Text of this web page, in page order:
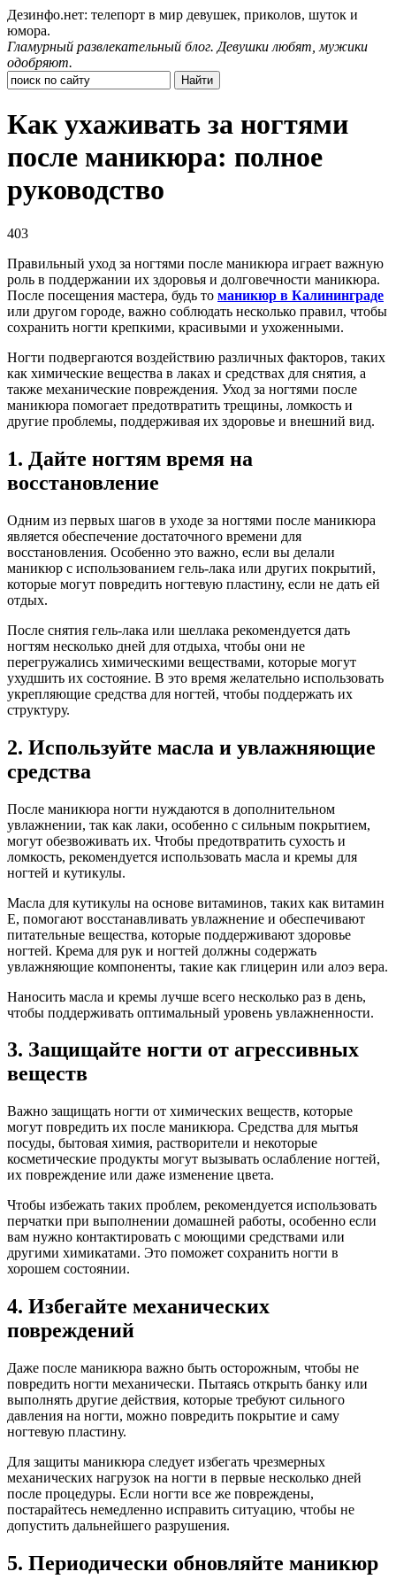
Дезинфо.нет: телепорт в мир девушек, приколов, шуток и
юмора.
Гламурный развлекательный блог. Девушки любят, мужики
одобряют.
Как ухаживать за ногтями
после маникюра: полное
руководство
403
Правильный уход за ногтями после маникюра играет важную
роль в поддержании их здоровья и долговечности маникюра.
После посещения мастера, будь то маникюр в Калининграде
или другом городе, важно соблюдать несколько правил, чтобы
сохранить ногти крепкими, красивыми и ухоженными.
Ногти подвергаются воздействию различных факторов, таких
как химические вещества в лаках и средствах для снятия, а
также механические повреждения. Уход за ногтями после
маникюра помогает предотвратить трещины, ломкость и
другие проблемы, поддерживая их здоровье и внешний вид.
1. Дайте ногтям время на
восстановление
Одним из первых шагов в уходе за ногтями после маникюра
является обеспечение достаточного времени для
восстановления. Особенно это важно, если вы делали
маникюр с использованием гель-лака или других покрытий,
которые могут повредить ногтевую пластину, если не дать ей
отдых.
После снятия гель-лака или шеллака рекомендуется дать
ногтям несколько дней для отдыха, чтобы они не
перегружались химическими веществами, которые могут
ухудшить их состояние. В это время желательно использовать
укрепляющие средства для ногтей, чтобы поддержать их
структуру.
2. Используйте масла и увлажняющие
средства
После маникюра ногти нуждаются в дополнительном
увлажнении, так как лаки, особенно с сильным покрытием,
могут обезвоживать их. Чтобы предотвратить сухость и
ломкость, рекомендуется использовать масла и кремы для
ногтей и кутикулы.
Масла для кутикулы на основе витаминов, таких как витамин
E, помогают восстанавливать увлажнение и обеспечивают
питательные вещества, которые поддерживают здоровье
ногтей. Крема для рук и ногтей должны содержать
увлажняющие компоненты, такие как глицерин или алоэ вера.
Наносить масла и кремы лучше всего несколько раз в день,
чтобы поддерживать оптимальный уровень увлажненности.
3. Защищайте ногти от агрессивных
веществ
Важно защищать ногти от химических веществ, которые
могут повредить их после маникюра. Средства для мытья
посуды, бытовая химия, растворители и некоторые
косметические продукты могут вызывать ослабление ногтей,
их повреждение или даже изменение цвета.
Чтобы избежать таких проблем, рекомендуется использовать
перчатки при выполнении домашней работы, особенно если
вам нужно контактировать с моющими средствами или
другими химикатами. Это поможет сохранить ногти в
хорошем состоянии.
4. Избегайте механических
повреждений
Даже после маникюра важно быть осторожным, чтобы не
повредить ногти механически. Пытаясь открыть банку или
выполнять другие действия, которые требуют сильного
давления на ногти, можно повредить покрытие и саму
ногтевую пластину.
Для защиты маникюра следует избегать чрезмерных
механических нагрузок на ногти в первые несколько дней
после процедуры. Если ногти все же повреждены,
постарайтесь немедленно исправить ситуацию, чтобы не
допустить дальнейшего разрушения.
5. Периодически обновляйте маникюр